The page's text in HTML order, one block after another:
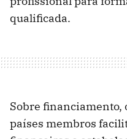
qualificada.
Sobre financiamento,
países membros